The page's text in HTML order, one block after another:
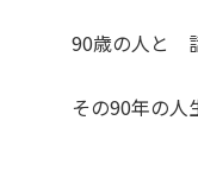
90歳の人と
その90年の